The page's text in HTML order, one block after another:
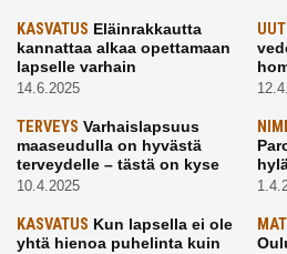
KASVATUS Eläinrakkautta
kannattaa alkaa opettamaan
lapselle varhain
14.6.2025
TERVEYS Varhaislapsuus
maaseudulla on hyvästä
terveydelle – tästä on kyse
10.4.2025
KASVATUS Kun lapsella ei ole
yhtä hienoa puhelinta kuin